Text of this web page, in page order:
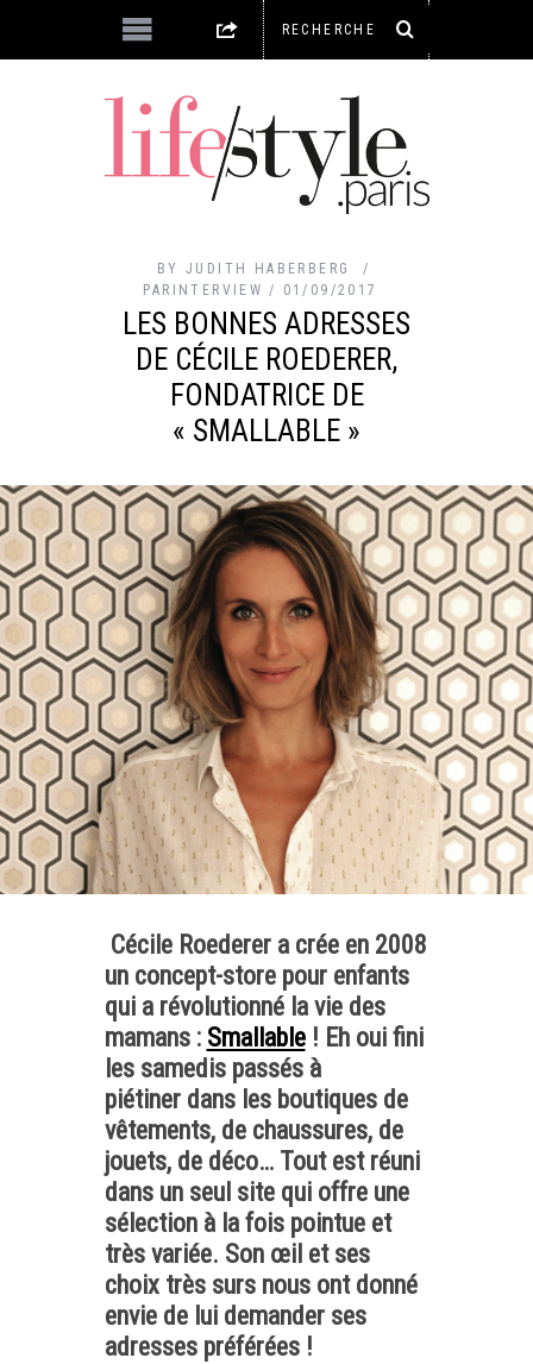
BY
JUDITH HABERBERG
PARINTERVIEW
01/09/2017
LES BONNES ADRESSES
DE CÉCILE ROEDERER,
FONDATRICE DE
« SMALLABLE »
Cécile Roederer a crée en 2008
un concept-store pour enfants
qui a révolutionné la vie des
mamans : Smallable! Eh oui fini
les samedis passés à
piétiner dans les boutiques de
vêtements, de chaussures, de
jouets, de déco… Tout est réuni
dans un seul site qui offre une
sélection à la fois pointue et
très variée. Son œil et ses
choix très surs nous ont donné
envie de lui demander ses
adresses préférées !